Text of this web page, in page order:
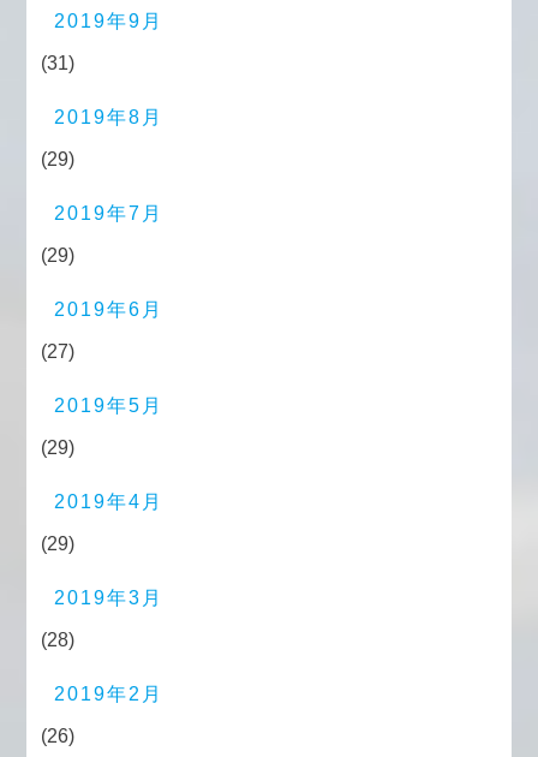
2019年9月
(31)
2019年8月
(29)
2019年7月
(29)
2019年6月
(27)
2019年5月
(29)
2019年4月
(29)
2019年3月
(28)
2019年2月
(26)